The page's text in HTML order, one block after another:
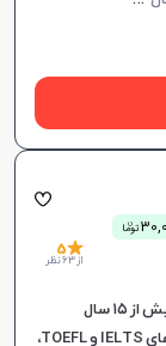
توما
ن
5
از 63 نظر
مدرک کارشناسی ارشد زبان انگلیسی، مدرک TESOL، بیش از ۱۵ سال
تدریس در موسسات معتبر، مهارت در آمادگی آزمون‌های IELTS و TOEFL،